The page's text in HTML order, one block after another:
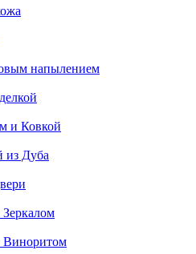
напылением
и Ковкой
из Дуба
Виноритом